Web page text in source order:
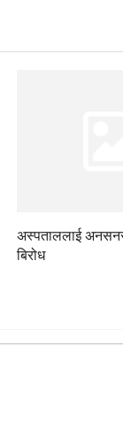
अस्पताललाई
बिरोध